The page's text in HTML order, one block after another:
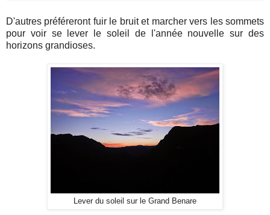
D'autres préféreront fuir le bruit et marcher vers les sommets
pour voir se lever le soleil de l'année nouvelle sur des
horizons grandioses.
Lever du soleil sur le Grand Benare